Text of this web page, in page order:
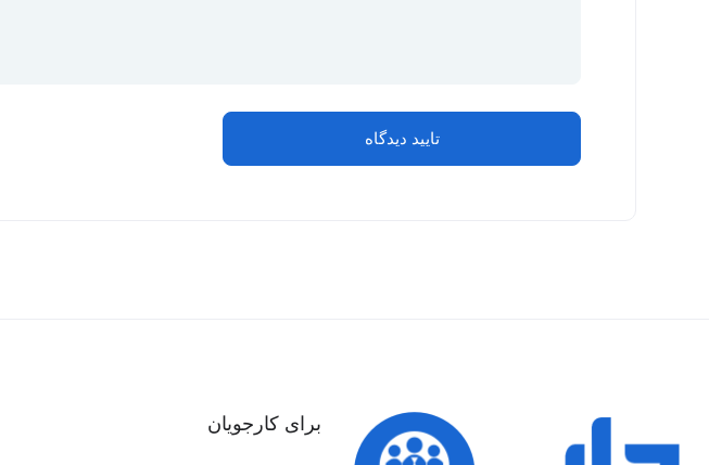
برای کارجویان